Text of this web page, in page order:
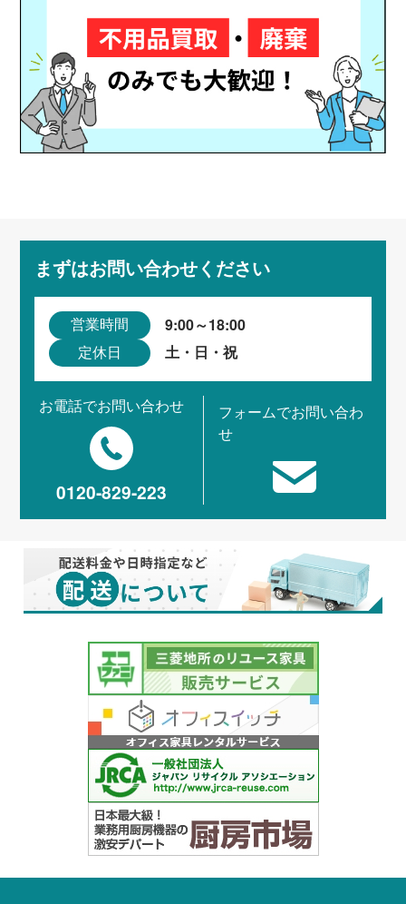
まずはお問い合わせください
営業時間 9:00～18:00
定休日 土・日・祝
お電話でお問い合わせ
0120-829-223
フォームでお問い合わ
せ